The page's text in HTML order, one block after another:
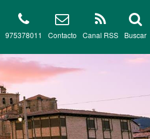
Buscar
Canal RSS
Contacto
975378011